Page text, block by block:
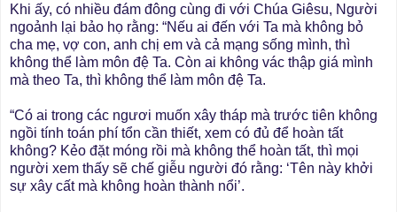
Khi ấy, có nhiều đám đông cùng đi với Chúa Giêsu, Người
ngoảnh lại bảo họ rằng: “Nếu ai đến với Ta mà không bỏ
cha mẹ, vợ con, anh chị em và cả mạng sống mình, thì
không thể làm môn đệ Ta. Còn ai không vác thập giá mình
mà theo Ta, thì không thể làm môn đệ Ta.
“Có ai trong các ngươi muốn xây tháp mà trước tiên không
ngồi tính toán phí tổn cần thiết, xem có đủ để hoàn tất
không? Kẻo đặt móng rồi mà không thể hoàn tất, thì mọi
người xem thấy sẽ chế giễu người đó rằng: ‘Tên này khởi
sự xây cất mà không hoàn thành nổi’.